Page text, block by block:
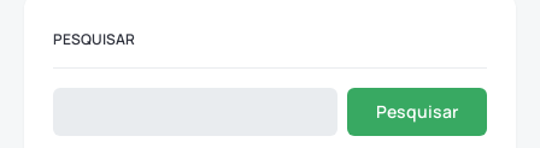
PESQUISAR
Pesquisar